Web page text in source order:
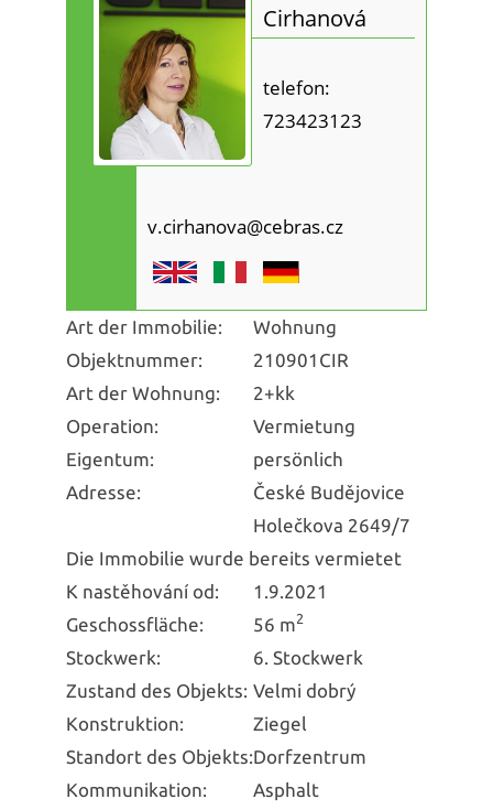
Cirhanová
telefon:
723423123
v.cirhanova@cebras.cz
Art der Immobilie:
Wohnung
Objektnummer:
210901CIR
Art der Wohnung:
2+kk
Operation:
Vermietung
Eigentum:
persönlich
Adresse:
České Budějovice
Holečkova 2649/7
Die Immobilie wurde bereits vermietet
K nastěhování od:
1.9.2021
Geschossfläche:
56 m2
Stockwerk:
6. Stockwerk
Zustand des Objekts: Velmi dobrý
Konstruktion:
Ziegel
Standort des Objekts:Dorfzentrum
Kommunikation:
Asphalt